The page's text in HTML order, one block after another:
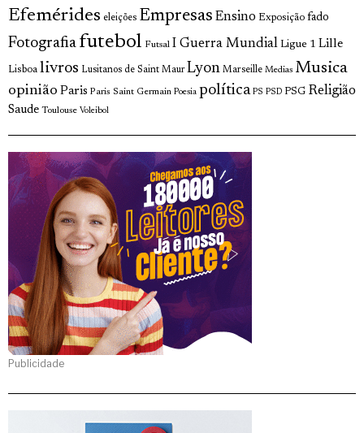
Efemérides eleições Empresas Ensino Exposição fado
Fotografia futebol Futsal I Guerra Mundial Ligue 1 Lille
Lisboa livros Lusitanos de Saint Maur Lyon Marseille Medias Musica
opinião Paris Paris Saint Germain Poesia política PS PSD PSG Religião
Saude Toulouse Voleibol
Publicidade